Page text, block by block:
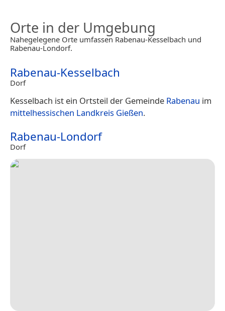
Orte in der Umgebung
Nahegelegene Orte umfassen Rabenau-Kesselbach und
Rabenau-Londorf.
Rabenau-Kesselbach
Dorf
Kesselbach ist ein Ortsteil der Gemeinde Rabenau im
mittelhessischen Landkreis Gießen.
Rabenau-Londorf
Dorf